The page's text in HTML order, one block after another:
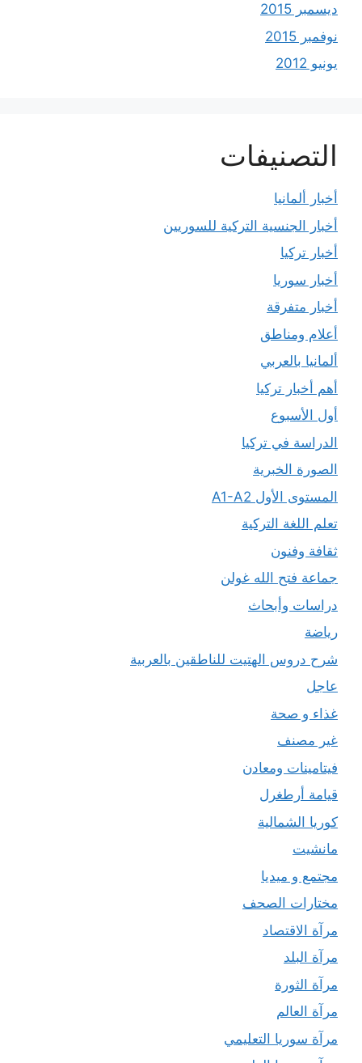
ديسمبر 2015
نوفمبر 2015
يونيو 2012
التصنيفات
أخبار ألمانيا
أخبار الجنسية التركية للسوريين
أخبار تركيا
أخبار سوريا
أخبار متفرقة
أعلام ومناطق
ألمانيا بالعربي
أهم أخبار تركيا
أول الأسبوع
الدراسة في تركيا
الصورة الخبرية
المستوى الأول A1-A2
تعلم اللغة التركية
ثقافة وفنون
جماعة فتح الله غولن
دراسات وأبحاث
رياضة
شرح دروس الهتيت للناطقين بالعربية
عاجل
غذاء و صحة
غير مصنف
فيتامينات ومعادن
قيامة أرطغرل
كوريا الشمالية
مانشيت
مجتمع و ميديا
مختارات الصحف
مرآة الاقتصاد
مرآة البلد
مرآة الثورة
مرآة العالم
مرآة سوريا التعليمي